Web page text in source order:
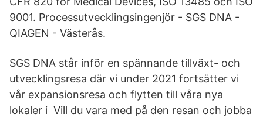
9001. Processutvecklingsingenjör - SGS DNA -
QIAGEN - Västerås.
SGS DNA står inför en spännande tillväxt- och
utvecklingsresa där vi under 2021 fortsätter vi
vår expansionsresa och flytten till våra nya
lokaler i Vill du vara med på den resan och jobba